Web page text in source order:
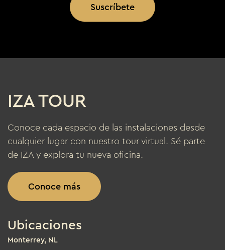
Suscríbete
IZA TOUR
Conoce cada espacio de las instalaciones desde
cualquier lugar con nuestro tour virtual. Sé parte
de IZA y explora tu nueva oficina.
Conoce más
Ubicaciones
Monterrey, NL